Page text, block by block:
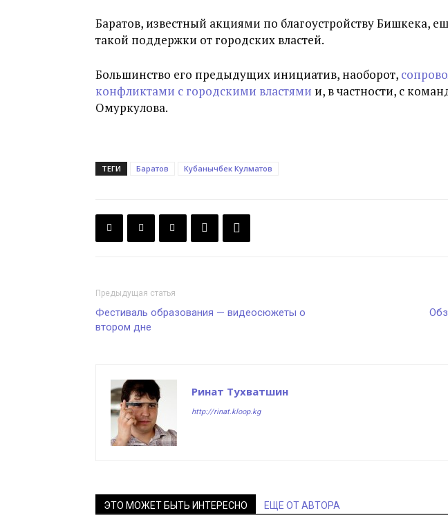
Баратов, известный акциями по благоустройству Бишкека,
такой поддержки от городских властей.
Большинство его предыдущих инициатив, наоборот,
конфликтами с городскими властями и, в частности, с
Омуркулова.
ТЕГИ Баратов Кубанычбек Кулматов
Предыдущая статья
Фестиваль образования — видеосюжеты о
втором дне
Ринат Тухватшин
http://rinat.kloop.kg
ЭТО МОЖЕТ БЫТЬ ИНТЕРЕСНО ЕЩЕ ОТ АВТОРА